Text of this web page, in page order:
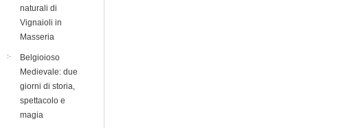
naturali di
Vignaioli in
Masseria
Belgioioso
Medievale: due
giorni di storia,
spettacolo e
magia